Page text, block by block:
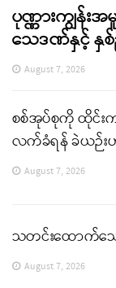
ပုဏ္ဏားကျွန်
သေဒဏ်နှင့် နှစ်
August 7, 2026
စစ်အုပ်စုကို ထိုင်
လက်ခံရန် ခဲယဉ်
August 7, 2026
သတင်းထောက်သေ
August 7, 2026